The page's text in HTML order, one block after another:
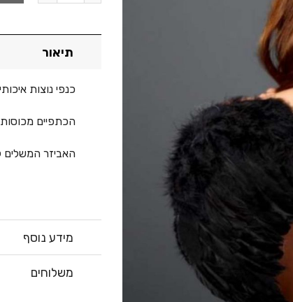
תיאור
כנפי נוצות איכותיות
הכתפיים
האביזר המשלים
מידע נוסף
משלוחים